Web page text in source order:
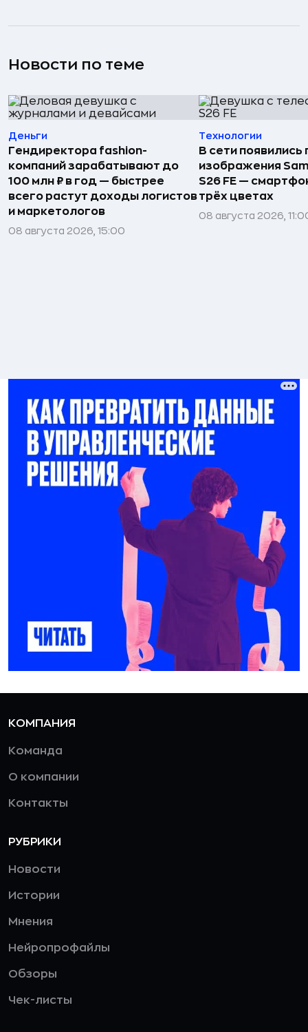
Новости по теме
Деньги
Гендиректора fashion-
компаний зарабатывают до
100 млн ₽ в год — быстрее
всего растут доходы логистов
и маркетологов
08 августа 2026, 15:00
Технологии
В сети появились
изображения
S26 FE —
трёх цветах
08 августа 2026,
КОМПАНИЯ
Команда
О компании
Контакты
РУБРИКИ
Новости
Истории
Мнения
Нейропрофайлы
Обзоры
Чек-листы